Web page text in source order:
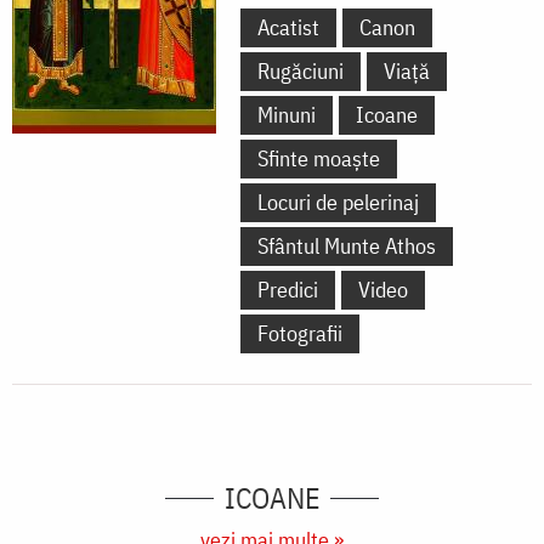
Acatist
Canon
Rugăciuni
Viață
Minuni
Icoane
Sfinte moaște
Locuri de pelerinaj
Sfântul Munte Athos
Predici
Video
Fotografii
ICOANE